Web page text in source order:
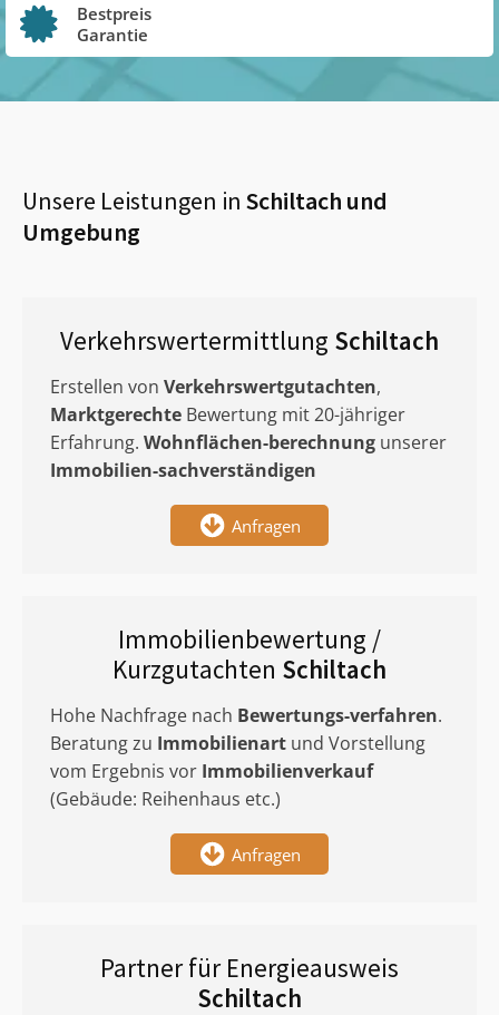
Bestpreis
Garantie
Unsere Leistungen in Schiltach und
Umgebung
Verkehrswertermittlung Schiltach
Erstellen von Verkehrswertgutachten,
Marktgerechte Bewertung mit 20-jähriger
Erfahrung. Wohnflächen-berechnung unserer
Immobilien-sachverständigen
Anfragen
Immobilienbewertung /
Kurzgutachten Schiltach
Hohe Nachfrage nach Bewertungs-verfahren.
Beratung zu Immobilienart und Vorstellung
vom Ergebnis vor Immobilienverkauf
(Gebäude: Reihenhaus etc.)
Anfragen
Partner für Energieausweis
Schiltach